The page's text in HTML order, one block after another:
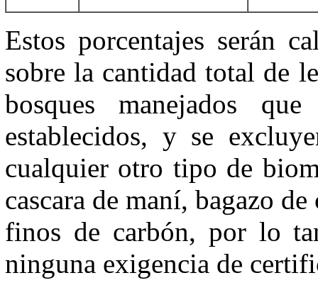
Estos porcentajes serán
sobre la cantidad total de
bosques manejados
establecidos, y se
cualquier otro tipo de
cascara de maní, bagazo
finos de carbón, por lo
ninguna exigencia de